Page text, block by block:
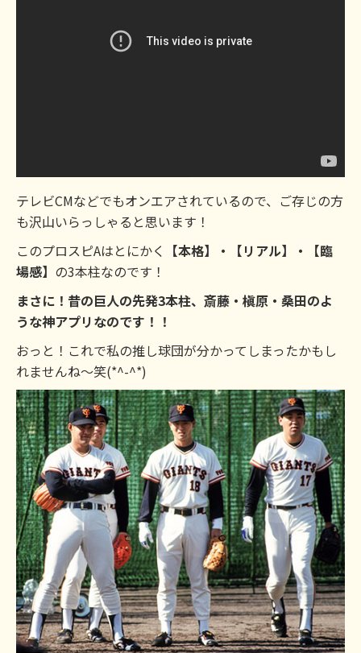
テレビCMなどでもオンエアされているので、ご存じの方
も沢山いらっしゃると思います！
このプロスピAはとにかく 【本格】・【リアル】・【臨
場感】 の3本柱なのです！
まさに！昔の巨人の先発3本柱、斎藤・槇原・桑田のよ
うな神アプリなのです！！
おっと！これで私の推し球団が分かってしまったかもし
れませんね～笑(*^-^*)